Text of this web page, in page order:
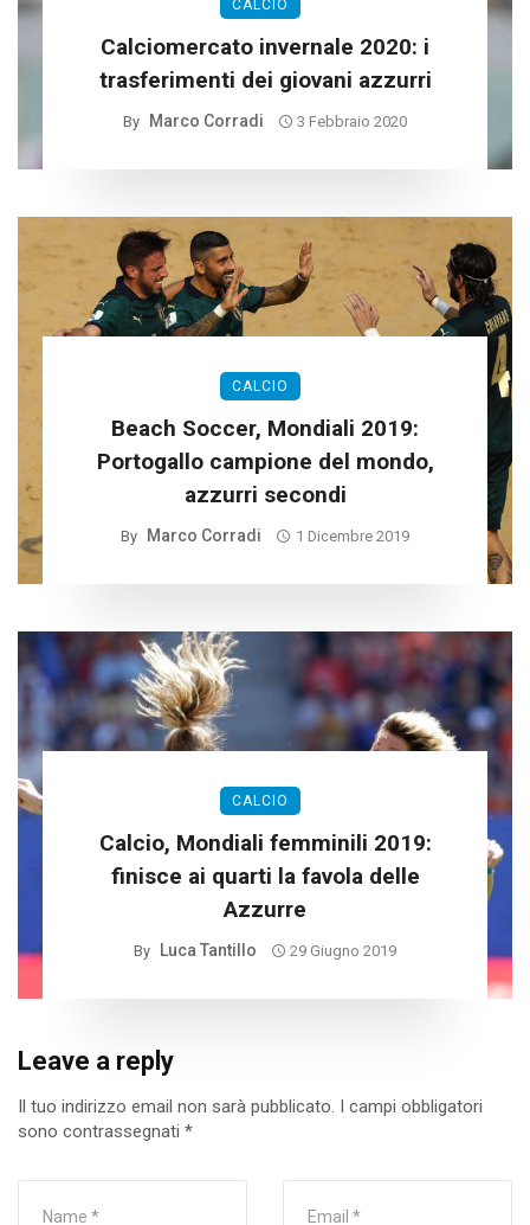
CALCIO
Calciomercato invernale 2020: i
trasferimenti dei giovani azzurri
By Marco Corradi 3 Febbraio 2020
CALCIO
Beach Soccer, Mondiali 2019:
Portogallo campione del mondo,
azzurri secondi
By Marco Corradi 1 Dicembre 2019
CALCIO
Calcio, Mondiali femminili 2019:
finisce ai quarti la favola delle
Azzurre
By Luca Tantillo 29 Giugno 2019
Leave a reply
Il tuo indirizzo email non sarà pubblicato. I campi obbligatori
sono contrassegnati *